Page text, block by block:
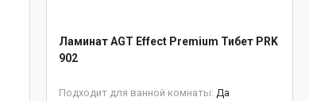
Ламинат AGT Effect Premium Тибет PRK
902
Подходит для ванной комнаты: Да